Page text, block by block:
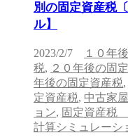
別の固定資産税
ル】
2023/2/7 １０年
税, ２０年後の固
年後の固定資産税,
定資産税, 中古家
ョン, 固定資産税
計算シミュレーシ